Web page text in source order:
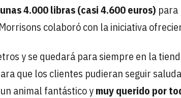
4.000 libras (casi 4.600 euros) para
colaboró con la iniciativa
y se quedará para siempre en la
que los clientes pudieran seguir
animal fantástico ymuy querido por